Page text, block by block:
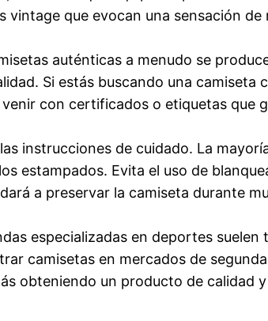
que evocan una sensación de
auténticas a menudo se
Si estás buscando una camiseta
con certificados o etiquetas que
instrucciones de cuidado. La
estampados. Evita el uso de
a preservar la camiseta durante
especializadas en deportes suelen
camisetas en mercados de
obteniendo un producto de calidad